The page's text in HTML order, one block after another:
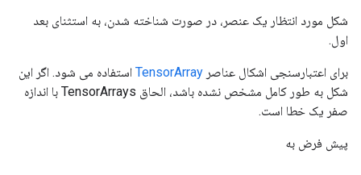
شکل مورد انتظار یک عنصر، در صورت شناخته شدن، به استثنای بعد
اول.
برای اعتبارسنجی اشکال عناصر TensorArray استفاده می شود. اگر این
شکل به طور کامل مشخص نشده باشد، الحاق TensorArrays با اندازه
صفر یک خطا است.
پیش فرض به